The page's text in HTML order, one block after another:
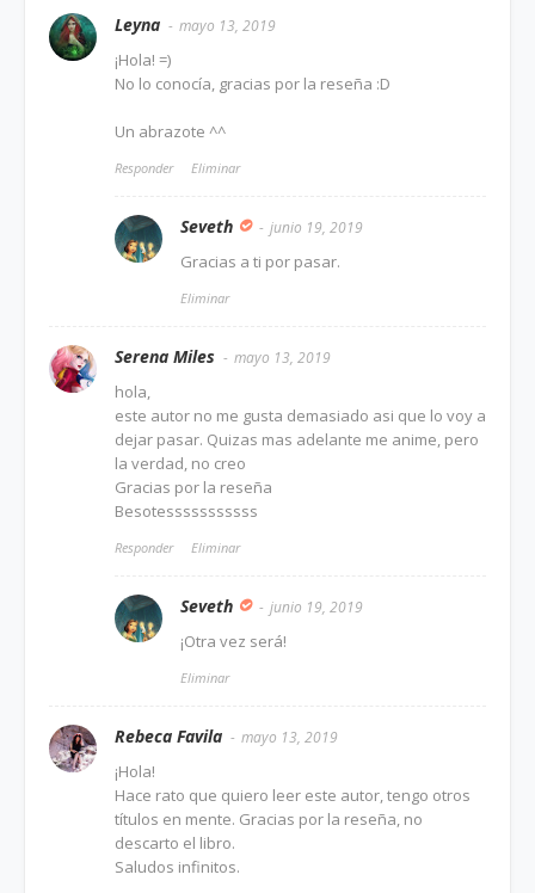
Leyna mayo 13, 2019
¡Hola! =)
No lo conocía, gracias por la reseña :D
Un abrazote ^^
Responder Eliminar
Seveth junio 19, 2019
Gracias a ti por pasar.
Eliminar
Serena Miles mayo 13, 2019
hola,
este autor no me gusta demasiado asi que lo voy a
dejar pasar. Quizas mas adelante me anime, pero
la verdad, no creo
Gracias por la reseña
Besotesssssssssss
Responder Eliminar
Seveth junio 19, 2019
¡Otra vez será!
Eliminar
Rebeca Favila mayo 13, 2019
¡Hola!
Hace rato que quiero leer este autor, tengo otros
títulos en mente. Gracias por la reseña, no
descarto el libro.
Saludos infinitos.